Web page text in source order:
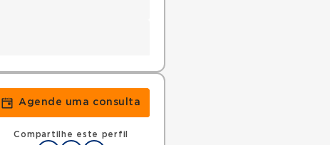
RQE 117941 - Cirurgia geral
Agende uma consulta
Compartilhe este perfil